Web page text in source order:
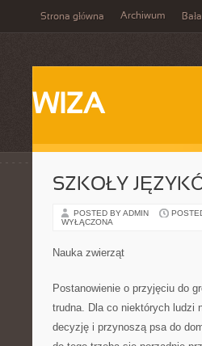
Strona główna Archiwum
WIZA
SZKOŁY
POSTED BY ADMIN
WYŁĄCZONA
Nauka zwierząt
Postanowienie o przyjęciu do
trudna. Dla co niektórych ludzi
decyzję i przynoszą psa do